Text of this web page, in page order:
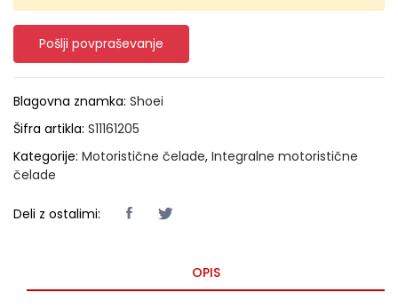
Pošlji povpraševanje
Blagovna znamka: Shoei
Šifra artikla: S11161205
Kategorije: Motoristične čelade, Integralne motoristične
čelade
Deli z ostalimi:
OPIS